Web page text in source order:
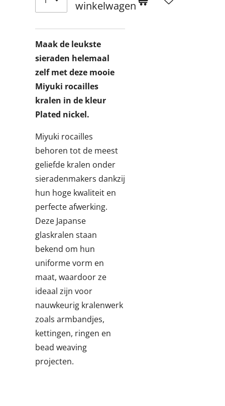
winkelwagen
Maak de leukste
sieraden helemaal
zelf met deze mooie
Miyuki rocailles
kralen in de kleur
Plated nickel.
Miyuki rocailles
behoren tot de meest
geliefde kralen onder
sieradenmakers dankzij
hun hoge kwaliteit en
perfecte afwerking.
Deze Japanse
glaskralen staan
bekend om hun
uniforme vorm en
maat, waardoor ze
ideaal zijn voor
nauwkeurig kralenwerk
zoals armbandjes,
kettingen, ringen en
bead weaving
projecten.